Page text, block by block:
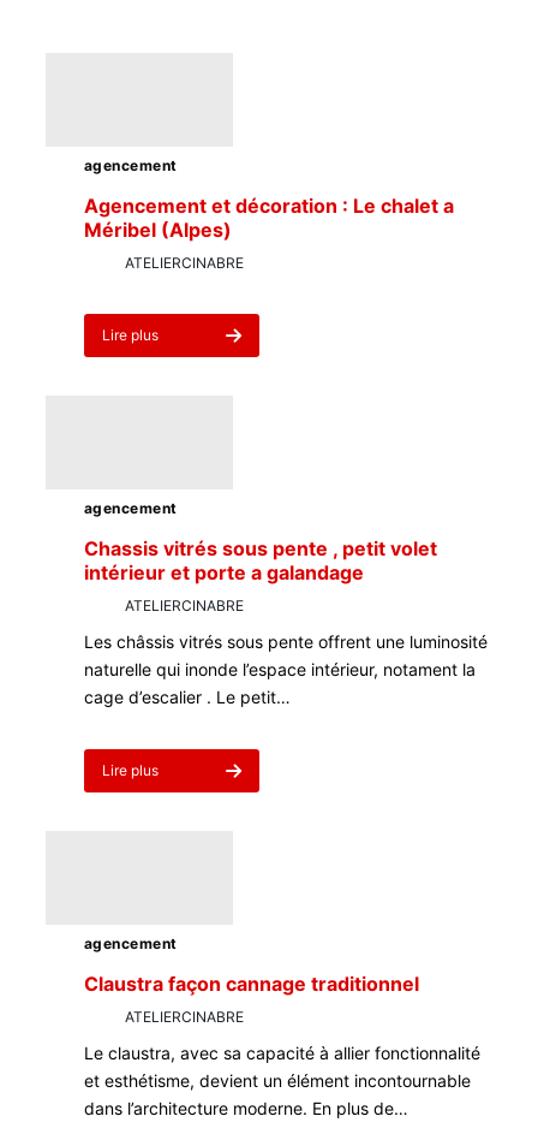
agencement
Agencement et décoration : Le chalet a
Méribel (Alpes)
ATELIERCINABRE
Lire plus
about
Méribel
(Alpes)
agencement
Chassis vitrés sous pente , petit volet
intérieur et porte a galandage
ATELIERCINABRE
Les châssis vitrés sous pente offrent une luminosité
naturelle qui inonde l’espace intérieur, notament la
cage d’escalier . Le petit…
Lire plus
about
intérieur
et
porte
agencement
Claustra façon cannage traditionnel
ATELIERCINABRE
Le claustra, avec sa capacité à allier fonctionnalité
et esthétisme, devient un élément incontournable
dans l’architecture moderne. En plus de…